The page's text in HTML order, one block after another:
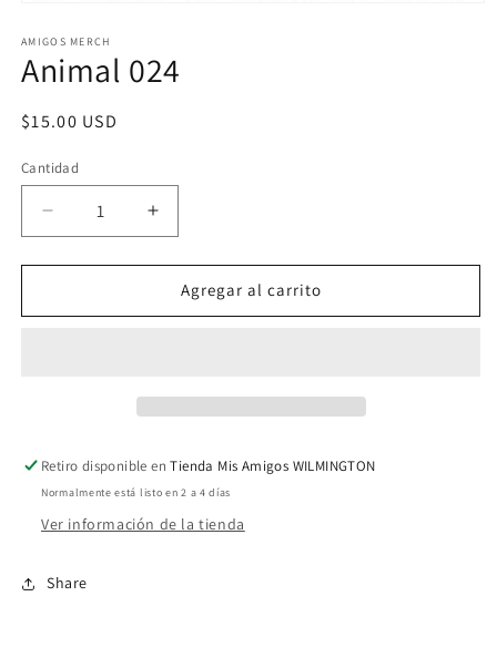
multimedia
1
en
modal
AMIGOS MERCH
Animal 024
Precio
$15.00 USD
Cantidad
Reducir
cantidad
para
024
Aumentar
cantidad
para
Animal
024
Agregar al carrito
Retiro disponible enTienda Mis Amigos WILMINGTON
Normalmente está listo en 2 a 4 días
Ver información de la tienda
Share